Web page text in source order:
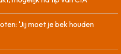
‘Jij moet je bek houden